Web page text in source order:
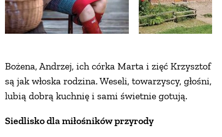
Bożena, Andrzej, ich córka Marta i zięć Krzysztof
są jak włoska rodzina. Weseli, towarzyscy, głośni,
lubią dobrą kuchnię i sami świetnie gotują.
Siedlisko dla miłośników przyrody
PRZYRODA
ZWIERZĘTA W NATURZE